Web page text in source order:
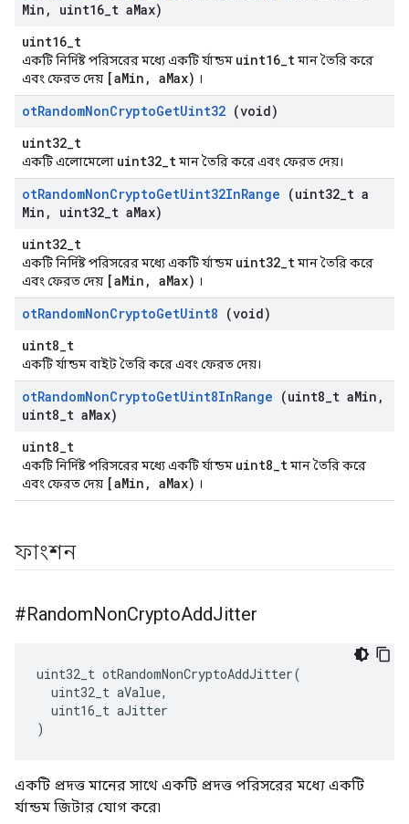
Min , uint16 t aMax)
uint16_t
একটি নির্দিষ্ট পরিসরের মধ্যে একটি র্যান্ডম uint16_tমান তৈরি করে
এবং ফেরত দেয় [aMin, aMax) ।
otRandomNonCryptoGetUint32 (void)
uint32_t
একটি এলোমেলো uint32_tমান তৈরি করে এবং ফেরত দেয়।
otRandomNonCryptoGetUint32InRange (uint32 t a
Min , uint32 t aMax)
uint32_t
একটি নির্দিষ্ট পরিসরের মধ্যে একটি র্যান্ডম uint32_tমান তৈরি করে
এবং ফেরত দেয় [aMin, aMax) ।
otRandomNonCryptoGetUint8 (void)
uint8_t
একটি র্যান্ডম বাইট তৈরি করে এবং ফেরত দেয়।
otRandomNonCryptoGetUint8InRange (uint8 t aMin ,
uint8 t aMax)
uint8_t
একটি নির্দিষ্ট পরিসরের মধ্যে একটি র্যান্ডম uint8_tমান তৈরি করে
এবং ফেরত দেয় [aMin, aMax) ।
ফাংশন
#RandomNonCryptoAddJitter
uint32_t otRandomNonCryptoAddJitter(
uint32_t aValue,
uint16_t aJitter
)
একটি প্রদত্ত মানের সাথে একটি প্রদত্ত পরিসরের মধ্যে একটি
র্যান্ডম জিটার যোগ করে৷